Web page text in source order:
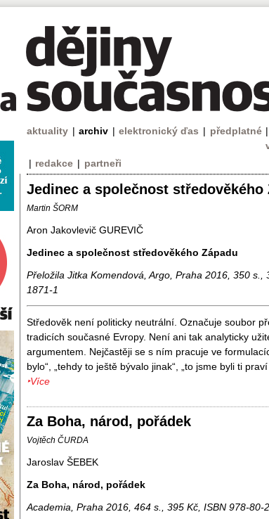
aktuality | archiv | elektronický ďas | předplatné |
| redakce | partneři
Jedinec a společnost středověkého
Martin ŠORM
Aron Jakovlevič GUREVIČ
Jedinec a společnost středověkého Západu
Přeložila Jitka Komendová, Argo, Praha 2016, 350 s.,
1871-1
Středověk není politicky neutrální. Označuje soubor
tradicích současné Evropy. Není ani tak analyticky
argumentem. Nejčastěji se s ním pracuje ve
bylo“, „tehdy to ještě bývalo jinak“, „to jsme byli ti praví
‣Více
Za Boha, národ, pořádek
Vojtěch ČURDA
Jaroslav ŠEBEK
Za Boha, národ, pořádek
Academia, Praha 2016, 464 s., 395 Kč, ISBN 978-80-